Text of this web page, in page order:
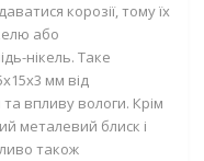
корозії, тому їх
або
нікель. Таке
мм від
впливу вологи. Крім
металевий блиск і
також